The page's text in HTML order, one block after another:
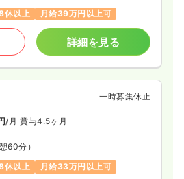
休以上 月給39万円以上可
詳細を見る
一時募集休止
/月 賞与4.5ヶ月
60分）
休以上 月給33万円以上可